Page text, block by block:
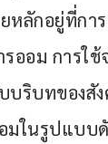
หลักอยู่ที่ก
อม การใ
บริบทของสั
มในรูปแบ